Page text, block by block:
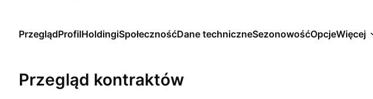
PrzeglądProfilHoldingiSpołecznośćDane techniczneSezonowośćOpcjeWięcej
Przegląd kontraktów